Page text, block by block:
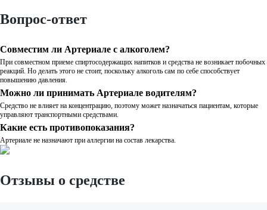
Вопрос-ответ
Совместим ли Артериале с алкоголем?
При совместном приеме спиртосодержащих напитков и средства не возникает побочных
реакций. Но делать этого не стоит, поскольку алкоголь сам по себе способствует
повышению давления.
Можно ли принимать Артериале водителям?
Средство не влияет на концентрацию, поэтому может назначаться пациентам, которые
управляют транспортными средствами.
Какие есть противопоказания?
Артериале не назначают при аллергии на состав лекарства.
Отзывы о средстве